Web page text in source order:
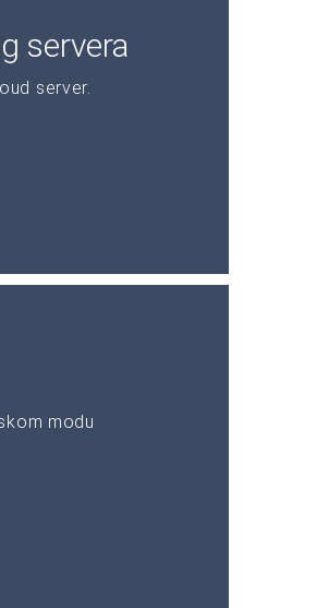
servera
server.
modu